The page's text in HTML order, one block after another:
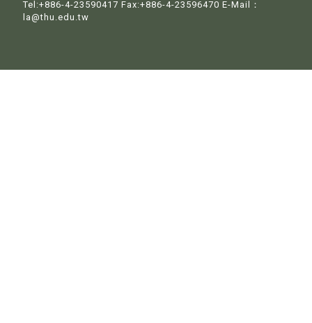
Tel:+886-4-23590417 Fax:+886-4-23596470 E-Mail：
la@thu.edu.tw